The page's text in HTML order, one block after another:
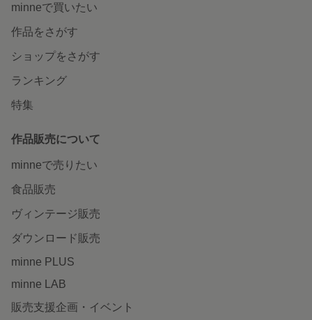
minneで買いたい
作品をさがす
ショップをさがす
ランキング
特集
作品販売について
minneで売りたい
食品販売
ヴィンテージ販売
ダウンロード販売
minne PLUS
minne LAB
販売支援企画・イベント